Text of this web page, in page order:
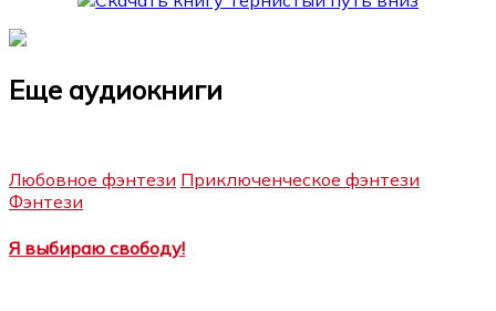
Еще аудиокниги
Любовное фэнтези Приключенческое фэнтези
Фэнтези
Я выбираю свободу!